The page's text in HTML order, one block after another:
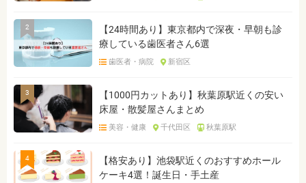
2
【24時間あり】東京都内で深夜・早朝も診
療している歯医者さん6選
歯医者・病院 新宿区
3
【1000円カットあり】秋葉原駅近くの安い
床屋・散髪屋さんまとめ
美容・健康 千代田区 秋葉原駅
4
【格安あり】池袋駅近くのおすすめホール
ケーキ4選！誕生日・手土産